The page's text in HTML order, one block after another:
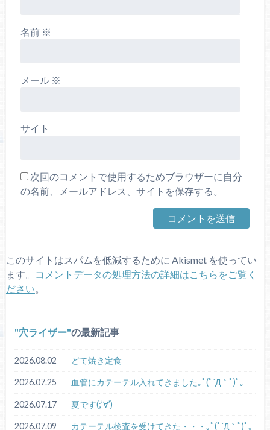
名前 ※
メール ※
サイト
次回のコメントで使用するためブラウザーに自分
の名前、メールアドレス、サイトを保存する。
このサイトはスパムを低減するために Akismet を使ってい
ます。
コメントデータの処理方法の詳細はこちらをご覧く
ださい。
穴ライザー の最新記事
2026.08.02 どて焼き定食
2026.07.25 血管にカテーテル入れてきました｡ﾟ(ﾟ´Д｀ﾟ)ﾟ｡
2026.07.17 夏です(;’∀’)
2026.07.09 カテーテル検査を受けてきた・・・｡ﾟ(ﾟ´Д｀ﾟ)ﾟ｡